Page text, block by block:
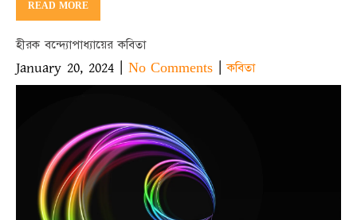
READ MORE
হীরক বন্দ্যোপাধ্যায়ের কবিতা
January 20, 2024 | No Comments |কবিতা